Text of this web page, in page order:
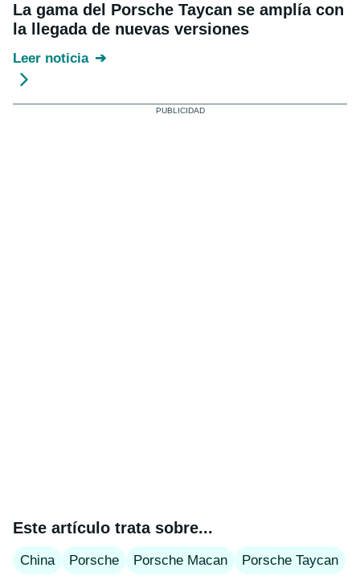
La gama del Porsche Taycan se amplía con
la llegada de nuevas versiones
Leer noticia
Este artículo trata sobre...
China Porsche Porsche Macan Porsche Taycan